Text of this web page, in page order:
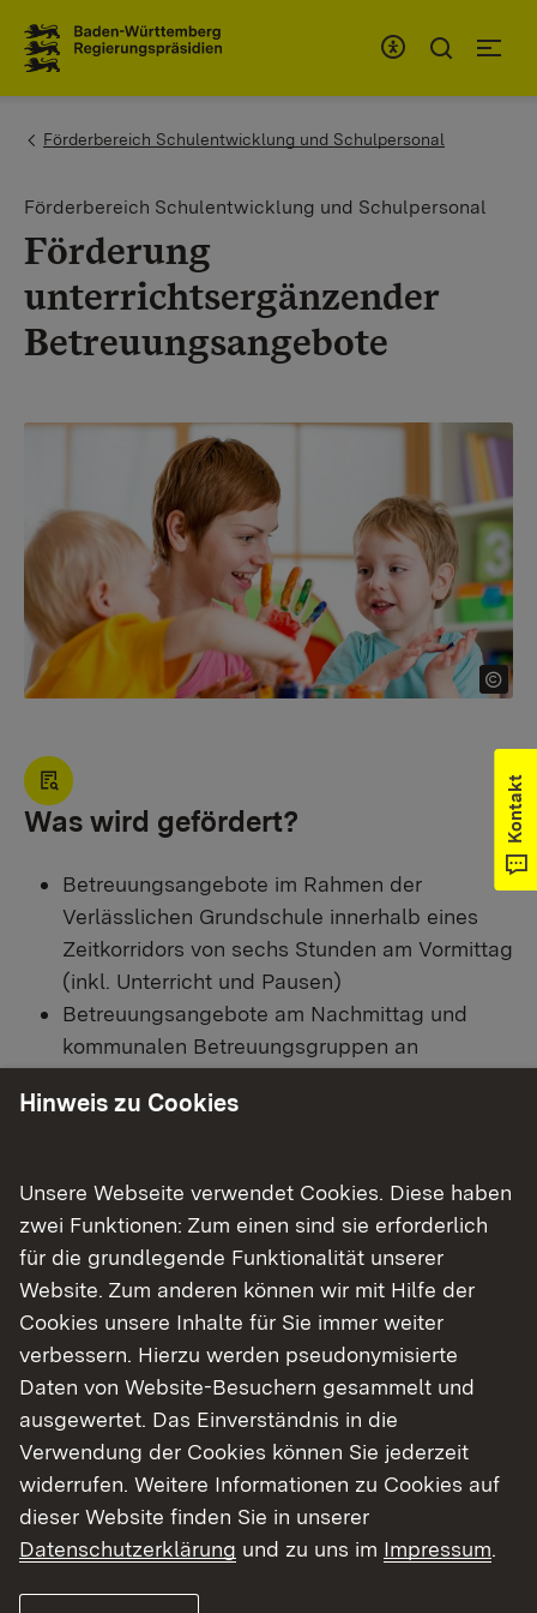
You are here:
Förderbereich Schulentwicklung und Schulpersonal
Förderbereich Schulentwicklung und Schulpersonal
Förderung
unterrichtsergänzender
Betreuungsangebote
Was wird gefördert?
Betreuungsangebote im Rahmen der
Verlässlichen Grundschule innerhalb eines
Zeitkorridors von sechs Stunden am Vormittag
(inkl. Unterricht und Pausen)
Betreuungsangebote am Nachmittag und
kommunalen Betreuungsgruppen an
15 Stunden je Woche
nach dem Unterrichtsvormittag.
Zielsetzung
Verbesserung der Vereinbarkeit von Familie und
Beruf durch die Bereitstellung von
Betreuungsangeboten.
Kontakt
Hinweis zu Cookies
Unsere Webseite verwendet Cookies. Diese haben
zwei Funktionen: Zum einen sind sie erforderlich
für die grundlegende Funktionalität unserer
Website. Zum anderen können wir mit Hilfe der
Cookies unsere Inhalte für Sie immer weiter
verbessern. Hierzu werden pseudonymisierte
Daten von Website-Besuchern gesammelt und
ausgewertet. Das Einverständnis in die
Verwendung der Cookies können Sie jederzeit
widerrufen. Weitere Informationen zu Cookies auf
dieser Website finden Sie in unserer
Datenschutzerklärung und zu uns im Impressum.